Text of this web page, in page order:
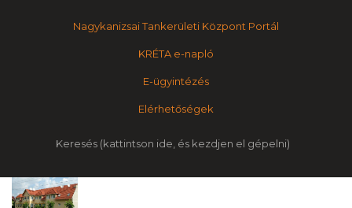
Nagykanizsai Tankerületi Központ Portál
KRÉTA e-napló
E-ügyintézés
Elérhetőségek
Keresés